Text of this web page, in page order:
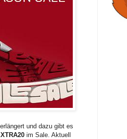
und dazu gibt es
im Sale. Aktuell